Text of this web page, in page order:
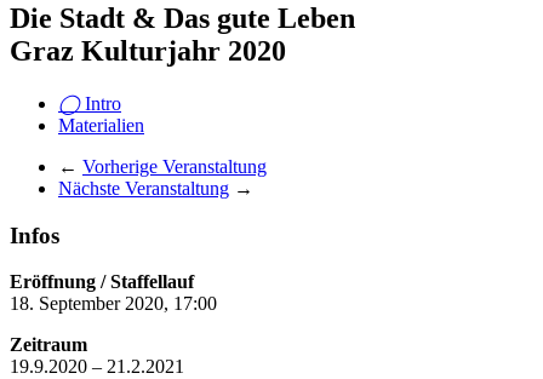
Die Stadt & Das gute Leben
Graz Kulturjahr 2020
◯Intro
Materialien
← Vorherige Veranstaltung
Nächste Veranstaltung →
Infos
Eröffnung / Staffellauf
18. September 2020, 17:00
Zeitraum
19.9.2020 – 21.2.2021